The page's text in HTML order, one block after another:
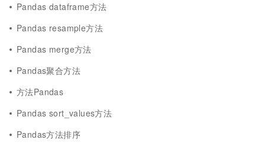
Pandas dataframe方法
Pandas resample方法
Pandas merge方法
Pandas聚合方法
方法Pandas
Pandas sort_values方法
Pandas方法排序